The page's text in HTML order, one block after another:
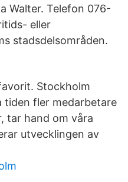
Walter. Telefon 076-
eller
stadsdelsområden.
Stockholm
tiden fler medarbetare
tar hand om våra
utvecklingen av